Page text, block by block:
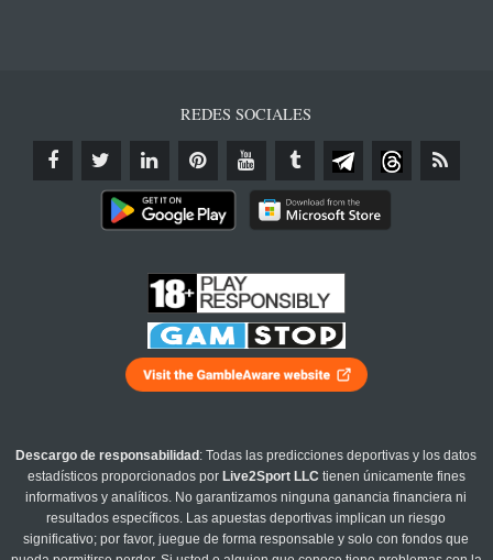
REDES SOCIALES
Descargo de responsabilidad : Todas las predicciones deportivas y los datos
estadísticos proporcionados por Live2Sport LLC tienen únicamente fines
informativos y analíticos. No garantizamos ninguna ganancia financiera ni
resultados específicos. Las apuestas deportivas implican un riesgo
significativo; por favor, juegue de forma responsable y solo con fondos que